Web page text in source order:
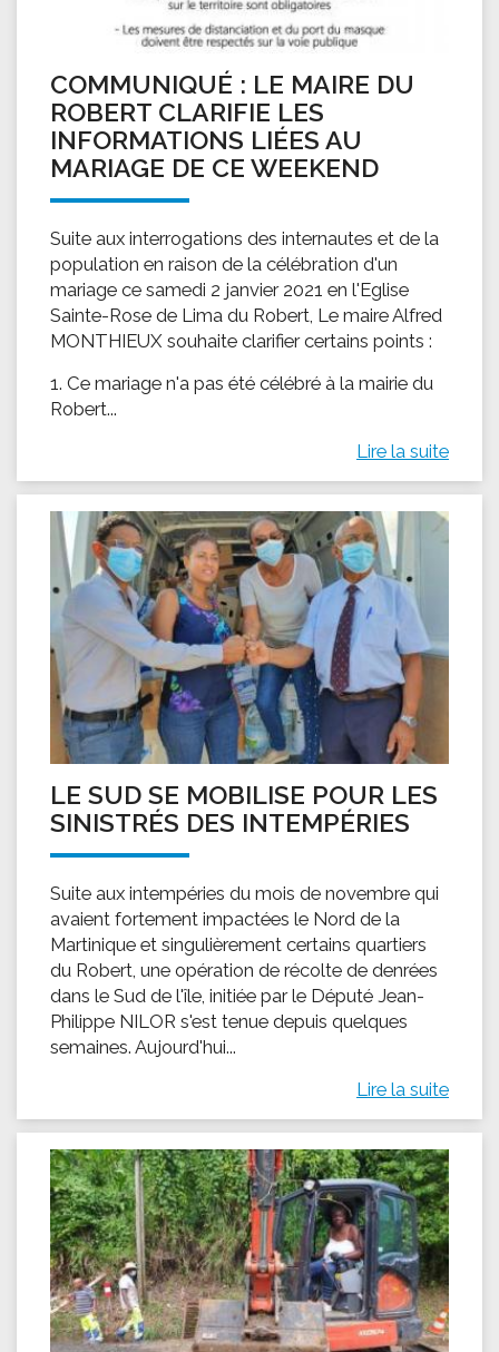
COMMUNIQUÉ : LE MAIRE DU
ROBERT CLARIFIE LES
INFORMATIONS LIÉES AU
MARIAGE DE CE WEEKEND
Suite aux interrogations des internautes et de la
population en raison de la célébration d'un
mariage ce samedi 2 janvier 2021 en l'Eglise
Sainte-Rose de Lima du Robert, Le maire Alfred
MONTHIEUX souhaite clarifier certains points :
1. Ce mariage n'a pas été célébré à la mairie du
Robert...
Lire la suite
LE SUD SE MOBILISE POUR LES
SINISTRÉS DES INTEMPÉRIES
Suite aux intempéries du mois de novembre qui
avaient fortement impactées le Nord de la
Martinique et singulièrement certains quartiers
du Robert, une opération de récolte de denrées
dans le Sud de l'île, initiée par le Député Jean-
Philippe NILOR s'est tenue depuis quelques
semaines. Aujourd'hui...
Lire la suite